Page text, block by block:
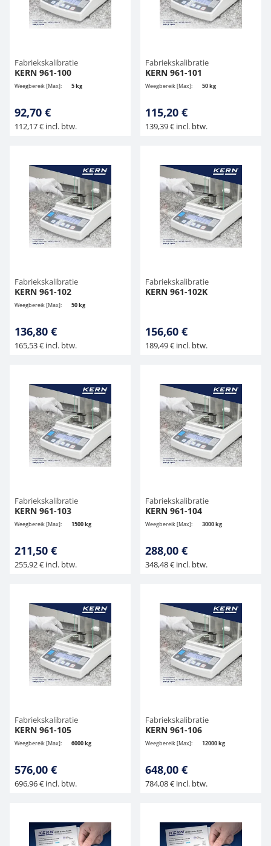
Fabriekskalibratie
KERN 961-100
Weegbereik [Max]: 5 kg
92,70 €
112,17 € incl. btw.
Fabriekskalibratie
KERN 961-101
Weegbereik [Max]: 50 kg
115,20 €
139,39 € incl. btw.
Fabriekskalibratie
KERN 961-102
Weegbereik [Max]: 50 kg
136,80 €
165,53 € incl. btw.
Fabriekskalibratie
KERN 961-102K
156,60 €
189,49 € incl. btw.
Fabriekskalibratie
KERN 961-103
Weegbereik [Max]: 1500 kg
211,50 €
255,92 € incl. btw.
Fabriekskalibratie
KERN 961-104
Weegbereik [Max]: 3000 kg
288,00 €
348,48 € incl. btw.
Fabriekskalibratie
KERN 961-105
Weegbereik [Max]: 6000 kg
576,00 €
696,96 € incl. btw.
Fabriekskalibratie
KERN 961-106
Weegbereik [Max]: 12000 kg
648,00 €
784,08 € incl. btw.
Hangende weegschalen
Bankweegschaal
Orgelschalen
Spannings- en compressiebelastingcellen
Videomicroscopen
Microscoop camera's
Accessoires
Toepassingen voor experts
Suiker
Newton-gewichten
Geluidsniveaumeter
Accessoires
Overig